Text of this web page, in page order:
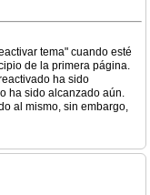
tema" cuando esté
de la primera página.
ha sido
ha sido alcanzado aún.
al mismo, sin embargo,